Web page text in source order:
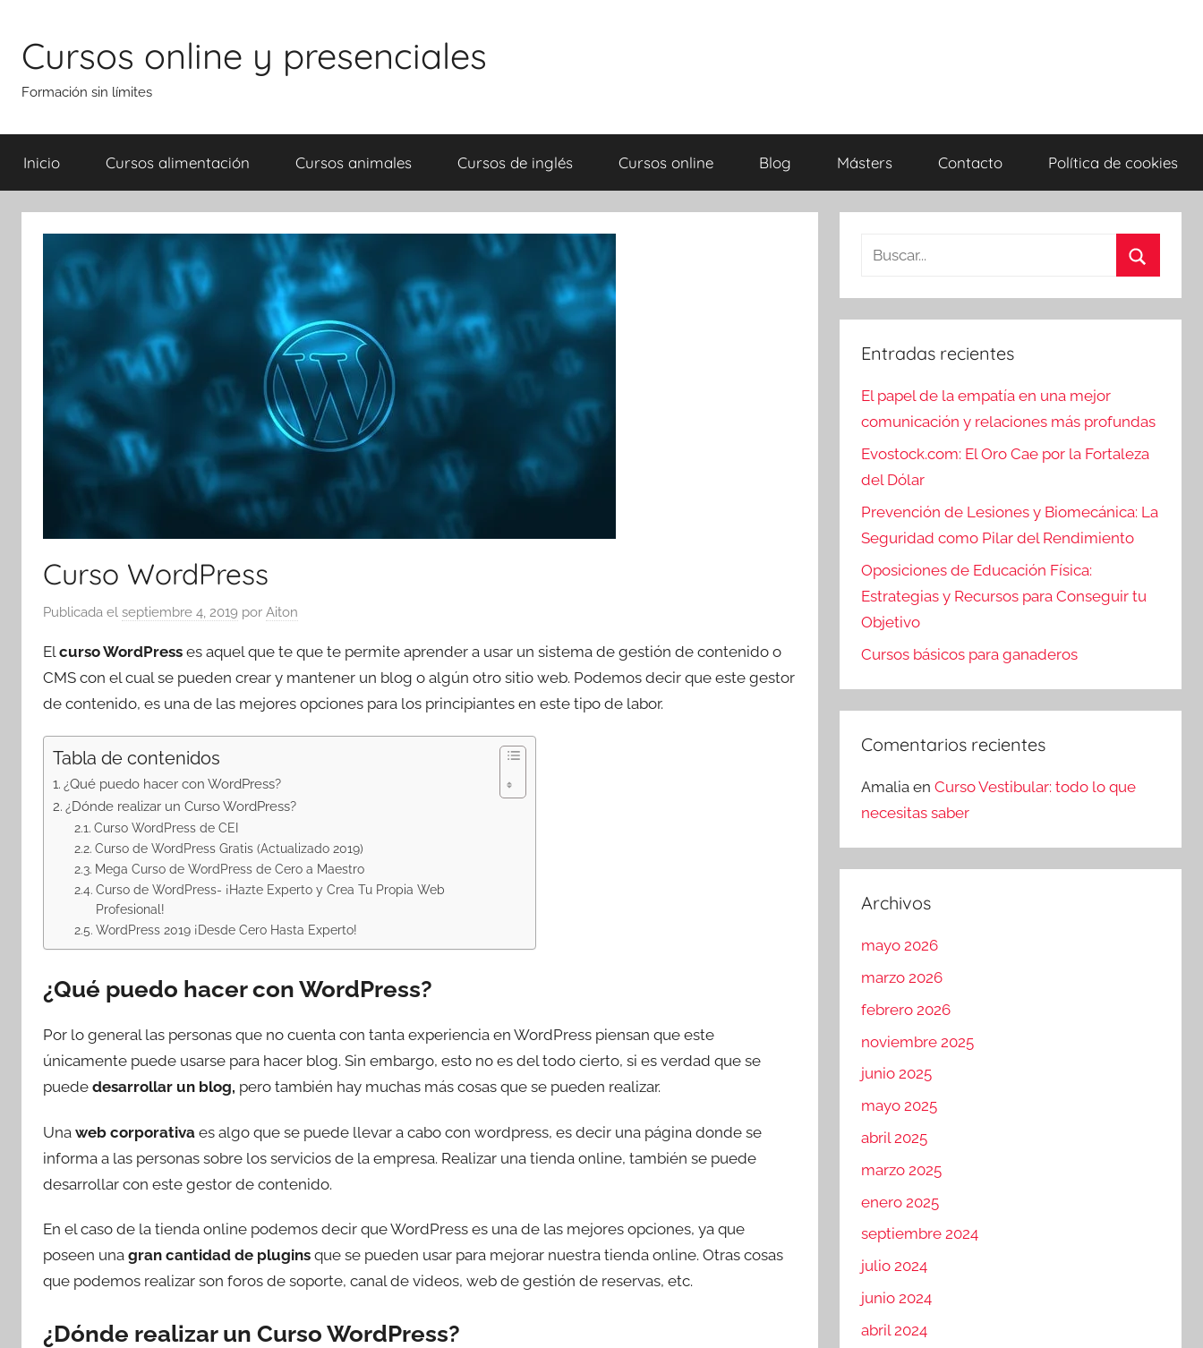
contenido
Cursos online y presenciales
Formación sin límites
Inicio Cursos alimentación Cursos animales Cursos de inglés Cursos online Blog Másters Contacto Política de cookies
Curso WordPress
Publicada el septiembre 4, 2019 por Aiton
El curso WordPress es aquel que te que te permite aprender a usar un sistema de gestión de contenido o
CMS con el cual se pueden crear y mantener un blog o algún otro sitio web. Podemos decir que este gestor
de contenido, es una de las mejores opciones para los principiantes en este tipo de labor.
Tabla de contenidos
¿Qué puedo hacer con WordPress?
¿Dónde realizar un Curso WordPress?
Curso WordPress de CEI
Curso de WordPress Gratis (Actualizado 2019)
Mega Curso de WordPress de Cero a Maestro
Curso de WordPress- ¡Hazte Experto y Crea Tu Propia Web
Profesional!
WordPress 2019 ¡Desde Cero Hasta Experto!
¿Qué puedo hacer con WordPress?
Por lo general las personas que no cuenta con tanta experiencia en WordPress piensan que este
únicamente puede usarse para hacer blog. Sin embargo, esto no es del todo cierto, si es verdad que se
puede desarrollar un blog, pero también hay muchas más cosas que se pueden realizar.
Una web corporativa es algo que se puede llevar a cabo con wordpress, es decir una página donde se
informa a las personas sobre los servicios de la empresa. Realizar una tienda online, también se puede
desarrollar con este gestor de contenido.
En el caso de la tienda online podemos decir que WordPress es una de las mejores opciones, ya que
poseen una gran cantidad de plugins que se pueden usar para mejorar nuestra tienda online. Otras cosas
que podemos realizar son foros de soporte, canal de videos, web de gestión de reservas, etc.
¿Dónde realizar un Curso WordPress?
Entradas recientes
El papel de la empatía en una mejor
comunicación y relaciones más profundas
Evostock.com: El Oro Cae por la Fortaleza
del Dólar
Prevención de Lesiones y Biomecánica: La
Seguridad como Pilar del Rendimiento
Oposiciones de Educación Física:
Estrategias y Recursos para Conseguir tu
Objetivo
Cursos básicos para ganaderos
Comentarios recientes
Amalia enCurso Vestibular: todo lo que
necesitas saber
Archivos
mayo 2026
marzo 2026
febrero 2026
noviembre 2025
junio 2025
mayo 2025
abril 2025
marzo 2025
enero 2025
septiembre 2024
julio 2024
junio 2024
abril 2024